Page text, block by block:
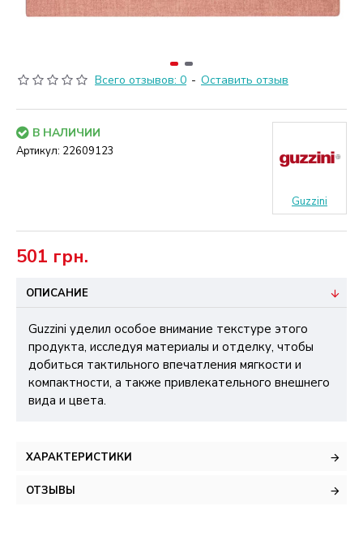
Всего отзывов: 0 - Оставить отзыв
501 грн.
В НАЛИЧИИ
Артикул: 22609123
Guzzini
ОПИСАНИЕ
Guzzini уделил особое внимание текстуре этого
продукта, исследуя материалы и отделку, чтобы
добиться тактильного впечатления мягкости и
компактности, а также привлекательного внешнего
вида и цвета.
ХАРАКТЕРИСТИКИ
ОТЗЫВЫ